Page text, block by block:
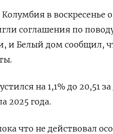
в воскресенье
соглашения по
Белый дом сообщил,
на 1,1% до 20,51
2025 года.
что не действовал